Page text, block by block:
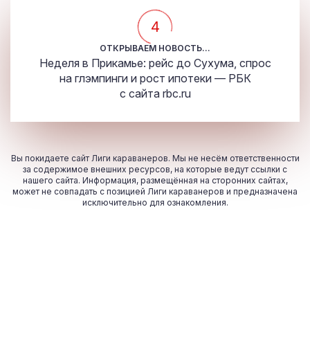
4
ОТКРЫВАЕМ НОВОСТЬ...
Неделя в Прикамье: рейс до Сухума, спрос
на глэмпинги и рост ипотеки — РБК
с сайта rbc.ru
Вы покидаете сайт Лиги караванеров. Мы не несём ответственности
за содержимое внешних ресурсов, на которые ведут ссылки с
нашего сайта. Информация, размещённая на сторонних сайтах,
может не совпадать с позицией Лиги караванеров и предназначена
исключительно для ознакомления.